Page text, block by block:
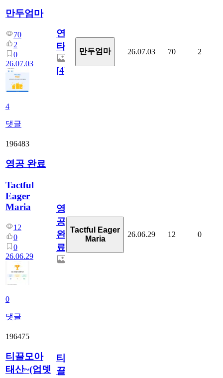
만두엄마
70
2
0
26.07.03
4
댓글
연
타
[4]
만두엄마 26.07.03 70 2
196483
영공 완료
Tactful
Eager
Maria
12
0
0
26.06.29
0
댓글
영
공
완
료
Tactful Eager
Maria
26.06.29 12 0
196475
티끌모아
태산~(업뎃
티
끌